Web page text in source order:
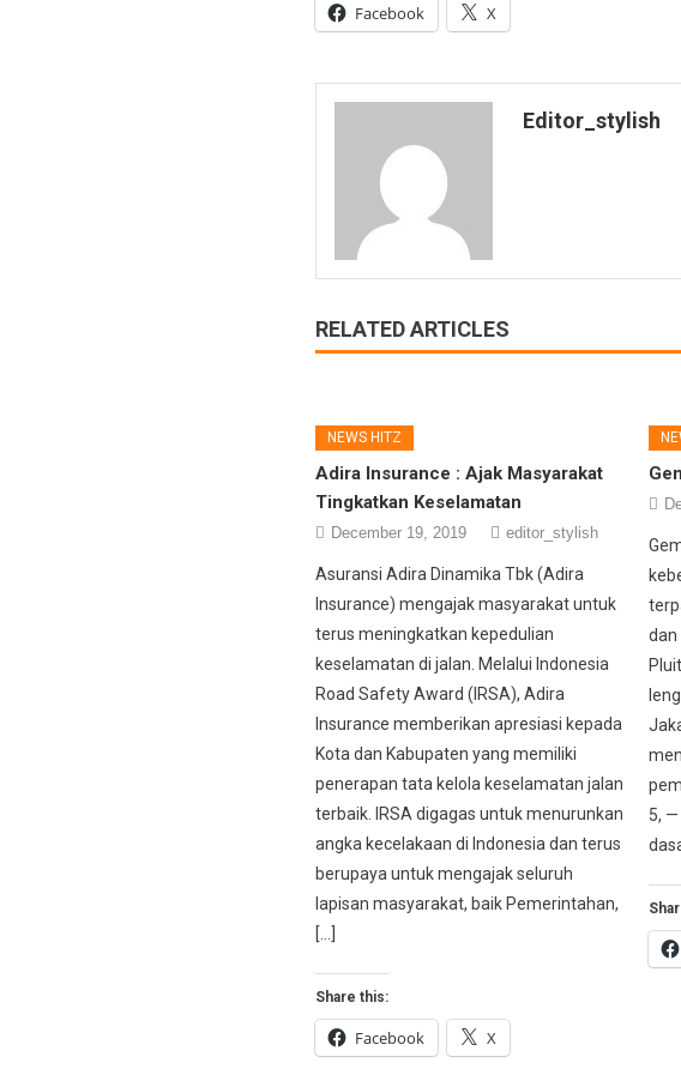
Facebook X
Editor_stylish
RELATED ARTICLES
NEWS HITZ
Adira Insurance : Ajak Masyarakat
Tingkatkan Keselamatan
December 19, 2019 editor_stylish
Asuransi Adira Dinamika Tbk (Adira
Insurance) mengajak masyarakat untuk
terus meningkatkan kepedulian
keselamatan di jalan. Melalui Indonesia
Road Safety Award (IRSA), Adira
Insurance memberikan apresiasi kepada
Kota dan Kabupaten yang memiliki
penerapan tata kelola keselamatan jalan
terbaik. IRSA digagas untuk menurunkan
angka kecelakaan di Indonesia dan terus
berupaya untuk mengajak seluruh
lapisan masyarakat, baik Pemerintahan,
[…]
Share this:
Facebook X
dan
5,